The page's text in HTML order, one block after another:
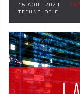
16 AOÛT 2021
TECHNOLOGIE